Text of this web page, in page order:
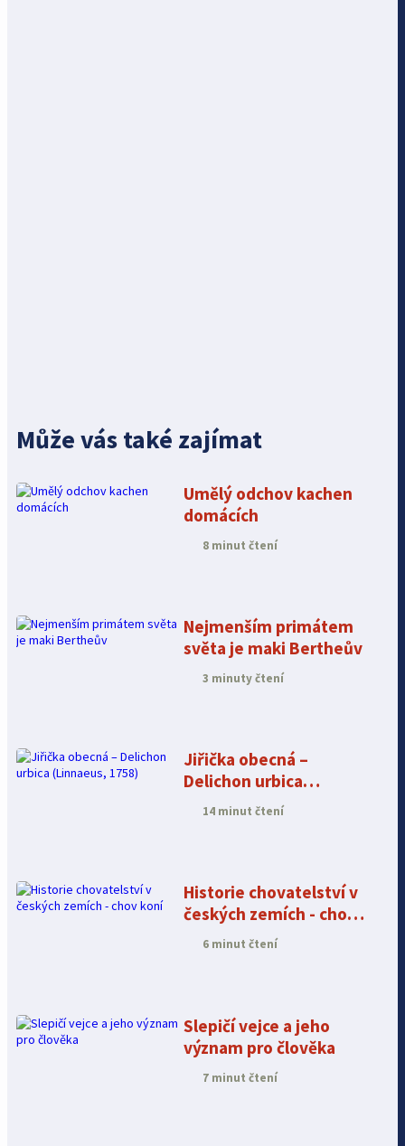
Může vás také zajímat
Umělý odchov kachen
domácích
8 minut čtení
Nejmenším primátem
světa je maki Bertheův
3 minuty čtení
Jiřička obecná –
Delichon urbica
(Linnaeus, 1758)
14 minut čtení
Historie chovatelství v
českých zemích - chov
koní6 minut čtení
Slepičí vejce a jeho
význam pro člověka
7 minut čtení